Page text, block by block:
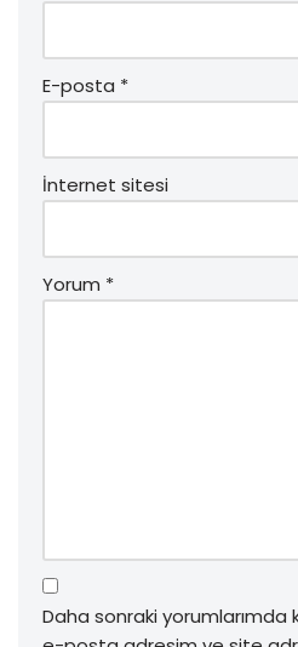
E-posta *
İnternet sitesi
Yorum *
Daha sonraki yorumlarımda